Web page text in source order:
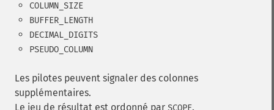
COLUMN_SIZE
BUFFER_LENGTH
DECIMAL_DIGITS
PSEUDO_COLUMN
Les pilotes peuvent signaler des colonnes
supplémentaires.
Le jeu de résultat est ordonné par SCOPE.